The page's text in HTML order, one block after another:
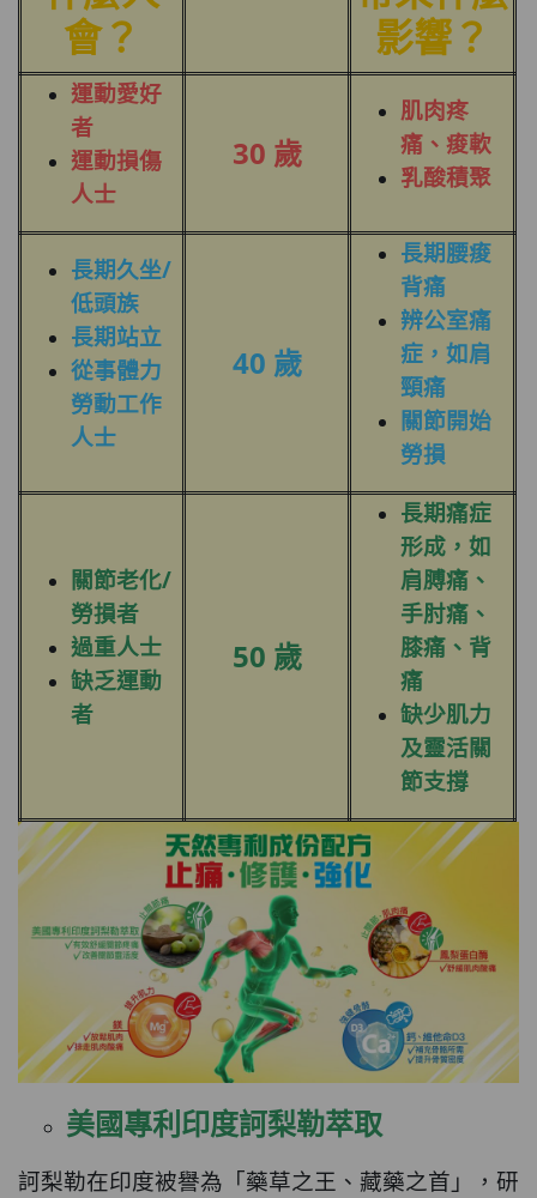
會？
影響？
運動愛好
者
運動損傷
人士
30 歲
肌肉疼
痛、痠軟
乳酸積聚
長期久坐/
低頭族
長期站立
從事體力
勞動工作
人士
40 歲
長期腰痠
背痛
辨公室痛
症，如肩
頸痛
關節開始
勞損
關節老化/
勞損者
過重人士
缺乏運動
者
50 歲
長期痛症
形成，如
肩膊痛、
手肘痛、
膝痛、背
痛
缺少肌力
及靈活關
節支撐
美國專利印度訶梨勒萃取
訶梨勒在印度被譽為「藥草之王、藏藥之首」，研